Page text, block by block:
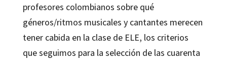
profesores colombianos sobre qué
géneros/ritmos musicales y cantantes merecen
tener cabida en la clase de ELE, los criterios
que seguimos para la selección de las cuarenta